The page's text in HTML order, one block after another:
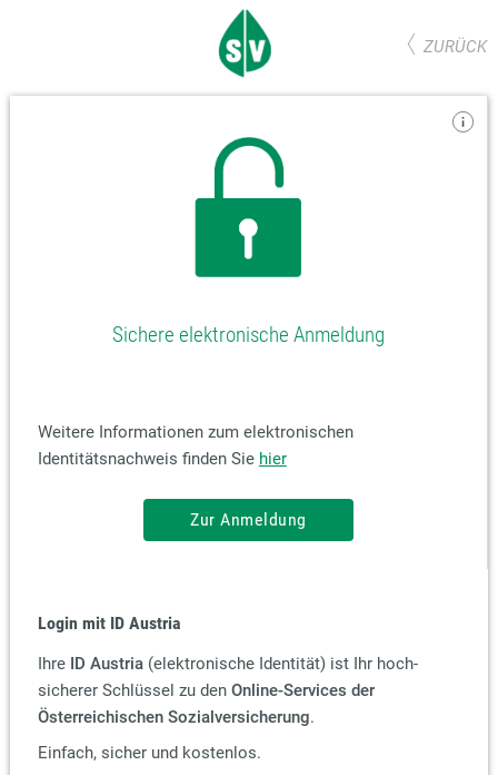
ZURÜCK
Sichere elektronische Anmeldung
Weitere Informationen zum elektronischen
Identitätsnachweis finden Sie hier
Zur Anmeldung
Login mit ID Austria
Ihre ID Austria(elektronische Identität) ist Ihr hoch-
sicherer Schlüssel zu den Online-Services der
Österreichischen Sozialversicherung.
Einfach, sicher und kostenlos.